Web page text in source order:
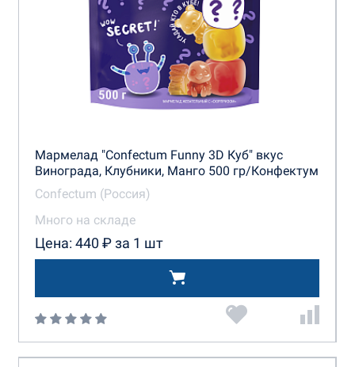
Мармелад "Confectum Funny 3D Куб" вкус
Винограда, Клубники, Манго 500 гр/Конфектум
Confectum (Россия)
Много на складе
Цена: 440 ₽ за 1 шт